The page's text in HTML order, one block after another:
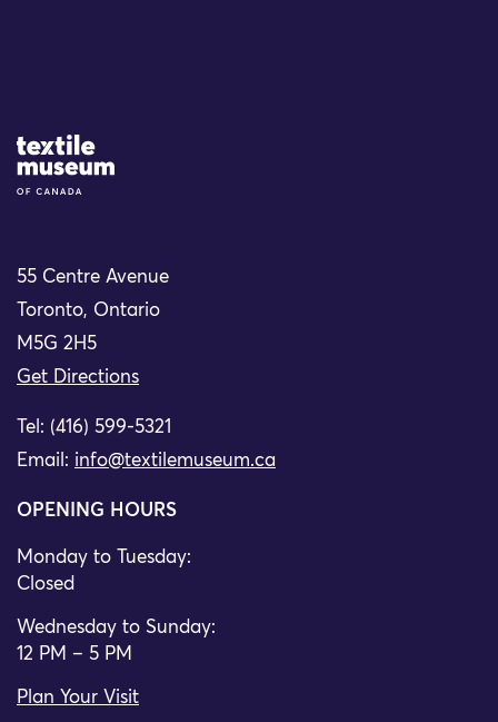
Site Logo
55 Centre Avenue
Toronto, Ontario
M5G 2H5
Get Directions
Tel: (416) 599-5321
Email: info@textilemuseum.ca
OPENING HOURS
Monday to Tuesday:
Closed
Wednesday to Sunday:
12 PM – 5 PM
Plan Your Visit